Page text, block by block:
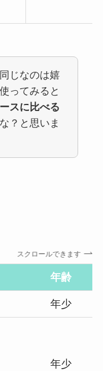
じなのは嬉
ってみると
スに比べる
？と思いま
スクロールできます
年齢
年少
年少